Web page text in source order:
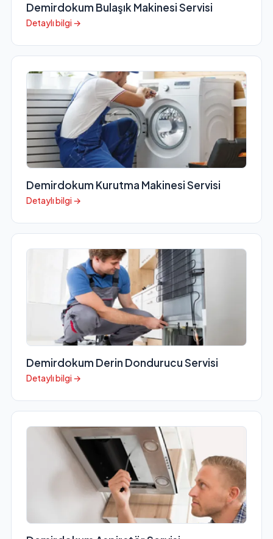
Demirdokum Bulaşık Makinesi Servisi
Detaylı bilgi →
Demirdokum Kurutma Makinesi Servisi
Detaylı bilgi →
Demirdokum Derin Dondurucu Servisi
Detaylı bilgi →